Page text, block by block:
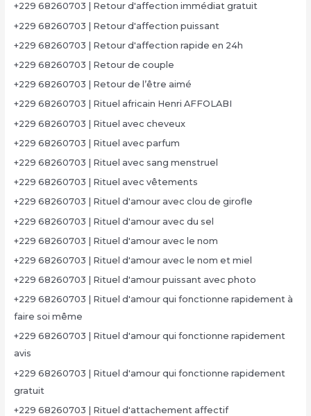
+229 68260703 | Retour d'affection immédiat gratuit
+229 68260703 | Retour d'affection puissant
+229 68260703 | Retour d'affection rapide en 24h
+229 68260703 | Retour de couple
+229 68260703 | Retour de l’être aimé
+229 68260703 | Rituel africain Henri AFFOLABI
+229 68260703 | Rituel avec cheveux
+229 68260703 | Rituel avec parfum
+229 68260703 | Rituel avec sang menstruel
+229 68260703 | Rituel avec vêtements
+229 68260703 | Rituel d'amour avec clou de girofle
+229 68260703 | Rituel d'amour avec du sel
+229 68260703 | Rituel d'amour avec le nom
+229 68260703 | Rituel d'amour avec le nom et miel
+229 68260703 | Rituel d'amour puissant avec photo
+229 68260703 | Rituel d'amour qui fonctionne rapidement à
faire soi même
+229 68260703 | Rituel d'amour qui fonctionne rapidement
avis
+229 68260703 | Rituel d'amour qui fonctionne rapidement
gratuit
+229 68260703 | Rituel d'attachement affectif